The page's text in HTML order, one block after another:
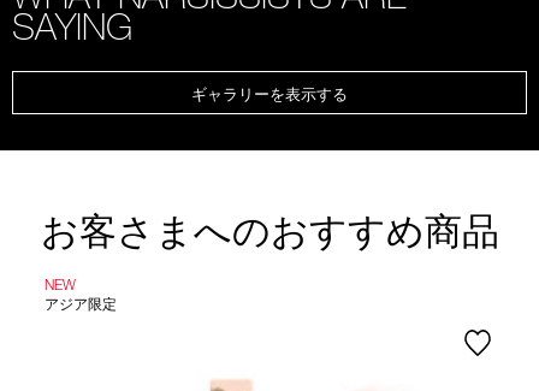
SAYING
ギャラリーを表示する
お客さまへのおすすめ商品
NEW
アジア限定